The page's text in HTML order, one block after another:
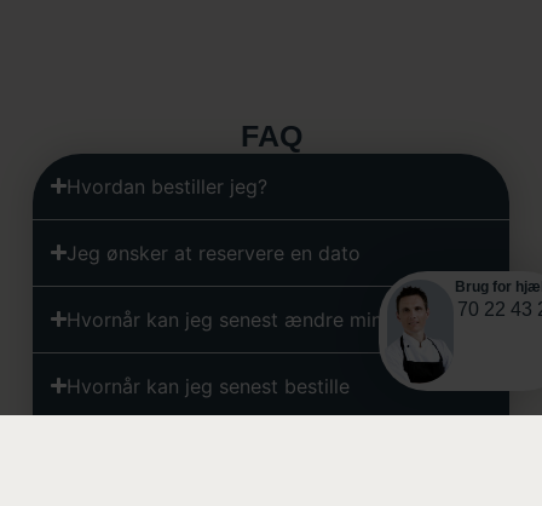
Brug for
70 22 43
FAQ
Hvordan bestiller jeg?
Jeg ønsker at reservere en dato
Hvornår kan jeg senest ændre min ordre?
Hvornår kan jeg senest bestille